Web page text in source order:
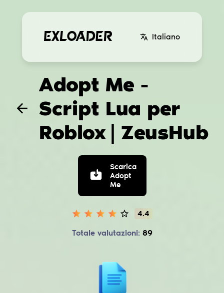
Italiano
Adopt Me -
Script Lua per
Roblox
| ZeusHub
Scarica
Adopt
Me
4.4
Totale valutazioni: 89